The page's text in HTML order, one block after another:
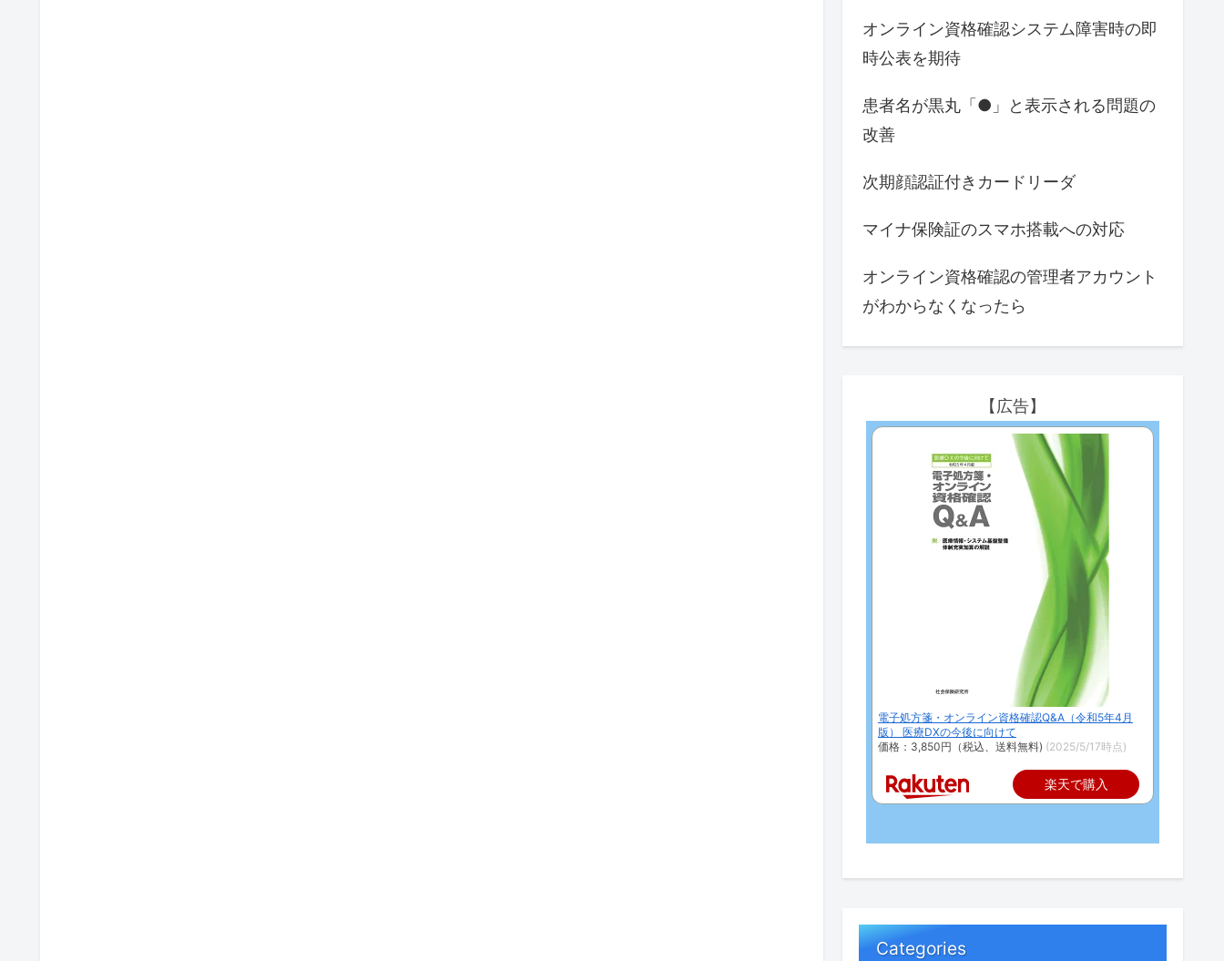
オンライン資格確認システム障害時の即
時公表を期待
患者名が黒丸「●」と表示される問題の
改善
次期顔認証付きカードリーダ
マイナ保険証のスマホ搭載への対応
オンライン資格確認の管理者アカウント
がわからなくなったら
【広告】
電子処方箋・オンライン資格確認Q&A（令和5年4月
版） 医療DXの今後に向けて
価格：3,850円（税込、送料無料) (2025/5/17時点)
楽天で購入
Categories